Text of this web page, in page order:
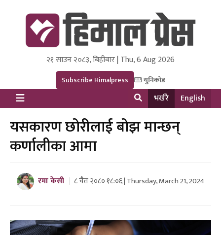
Himal Press
Dot NewsyNepal Media and Research Pvt Ltd.
२१ साउन २०८३, बिहीबार | Thu, 6 Aug 2026
Subscribe Himalpress युनिकोड
भर्खरै English
यसकारण छोरीलाई बोझ मान्छन्
कर्णालीका आमा
रमा केसी ८ चैत २०८० १८:०६ | Thursday, March 21, 2024